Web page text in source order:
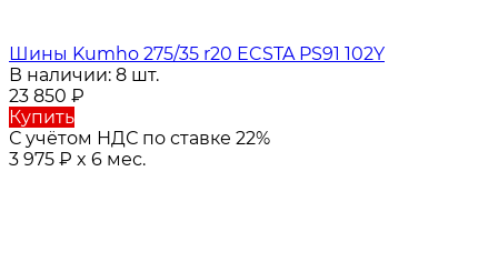
Шины Kumho 275/35 r20 ECSTA PS91 102Y
В наличии: 8 шт.
23 850 ₽
Купить
С учётом НДС по ставке 22%
3 975 ₽ x 6 мес.